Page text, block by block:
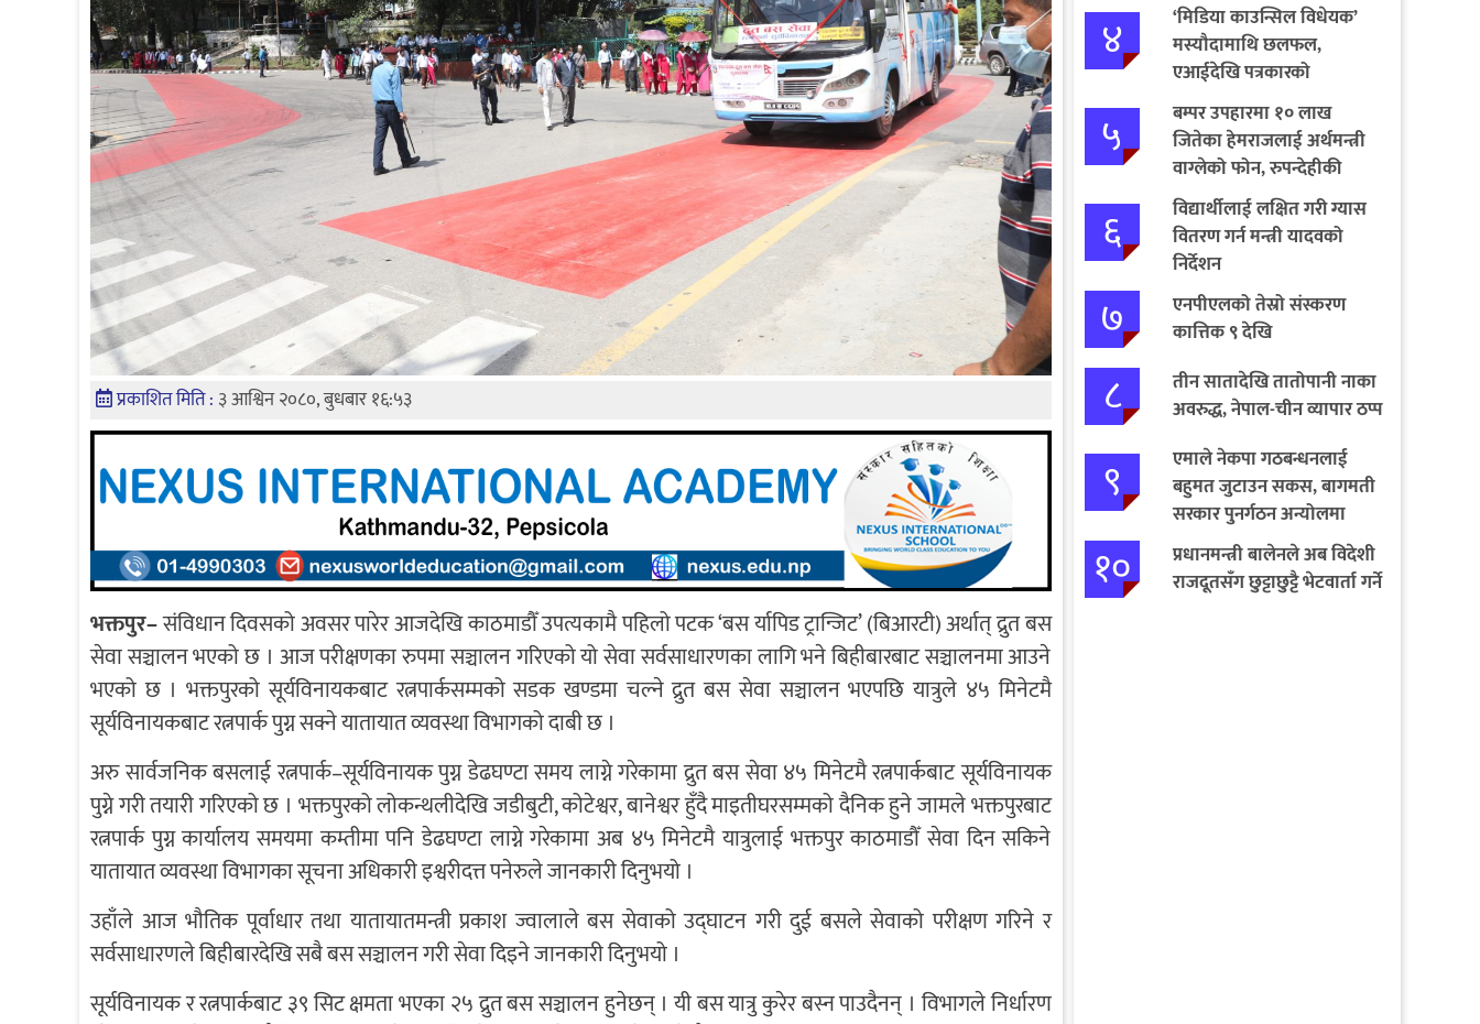
प्रकाशित मिति : ३ आश्विन २०८०, बुधबार १६:५३
भक्तपुर–संविधान दिवसको अवसर पारेर आजदेखि काठमाडौँ उपत्यकामै पहिलो पटक ‘बस र्यापिड ट्रान्जिट’ (बिआरटी) अर्थात् द्रुत बस
सेवा सञ्चालन भएको छ । आज परीक्षणका रुपमा सञ्चालन गरिएको यो सेवा सर्वसाधारणका लागि भने बिहीबारबाट सञ्चालनमा आउने
भएको छ । भक्तपुरको सूर्यविनायकबाट रत्नपार्कसम्मको सडक खण्डमा चल्ने द्रुत बस सेवा सञ्चालन भएपछि यात्रुले ४५ मिनेटमै
सूर्यविनायकबाट रत्नपार्क पुग्न सक्ने यातायात व्यवस्था विभागको दाबी छ ।
अरु सार्वजनिक बसलाई रत्नपार्क–सूर्यविनायक पुग्न डेढघण्टा समय लाग्ने गरेकामा द्रुत बस सेवा ४५ मिनेटमै रत्नपार्कबाट सूर्यविनायक
पुग्ने गरी तयारी गरिएको छ । भक्तपुरको लोकन्थलीदेखि जडीबुटी, कोटेश्वर, बानेश्वर हुँदै माइतीघरसम्मको दैनिक हुने जामले भक्तपुरबाट
रत्नपार्क पुग्न कार्यालय समयमा कम्तीमा पनि डेढघण्टा लाग्ने गरेकामा अब ४५ मिनेटमै यात्रुलाई भक्तपुर काठमाडौँ सेवा दिन सकिने
यातायात व्यवस्था विभागका सूचना अधिकारी इश्वरीदत्त पनेरुले जानकारी दिनुभयो ।
उहाँले आज भौतिक पूर्वाधार तथा यातायातमन्त्री प्रकाश ज्वालाले बस सेवाको उद्घाटन गरी दुई बसले सेवाको परीक्षण गरिने र
सर्वसाधारणले बिहीबारदेखि सबै बस सञ्चालन गरी सेवा दिइने जानकारी दिनुभयो ।
सूर्यविनायक र रत्नपार्कबाट ३९ सिट क्षमता भएका २५ द्रुत बस सञ्चालन हुनेछन् । यी बस यात्रु कुरेर बस्न पाउदैनन् । विभागले निर्धारण
४
‘मिडिया काउन्सिल विधेयक’
मस्यौदामाथि छलफल,
एआईदेखि पत्रकारको
लाइसेन्ससम्मका विषयमा
सुझाव
५
बम्पर उपहारमा १० लाख
जितेका हेमराजलाई अर्थमन्त्री
वाग्लेको फोन, रुपन्देहीकी
सपनाले जितिन् एक लाख
६
विद्यार्थीलाई लक्षित गरी ग्यास
वितरण गर्न मन्त्री यादवको
निर्देशन
७
एनपीएलको तेस्रो संस्करण
कात्तिक ९ देखि
८
तीन सातादेखि तातोपानी नाका
अवरुद्ध, नेपाल-चीन व्यापार ठप्प
९
एमाले नेकपा गठबन्धनलाई
बहुमत जुटाउन सकस, बागमती
सरकार पुनर्गठन अन्योलमा
१०
प्रधानमन्त्री बालेनले अब विदेशी
राजदूतसँग छुट्टाछुट्टै भेटवार्ता गर्ने